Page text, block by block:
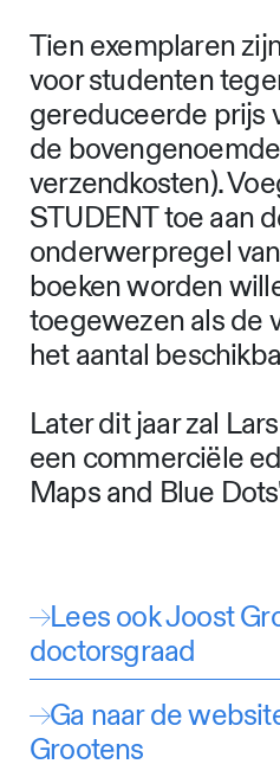
kosten voor
5 euro (NL), 10 euro
euro voor de rest
Indien je
dan een mailtje naar
pr@joostgrootens.nl
één boek per
Tien exemplaren
gereduceerde prijs
de
verzendkosten).
boeken worden
toegewezen als de
het aantal
Later dit jaar zal